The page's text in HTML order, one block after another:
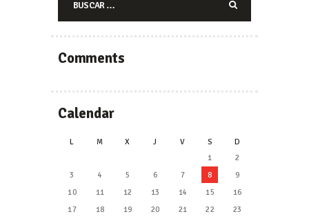
Comments
Calendar
L M X J V S
D
1
2
3
4 5 6 7 8
9
10
11 12 13 14 15
16
17
18 19 20 21 22 23